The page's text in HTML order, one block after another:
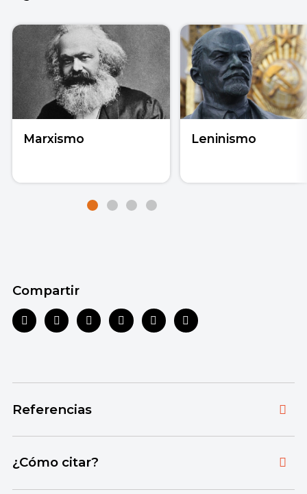
Marxismo Leninismo
Compartir
Referencias
Toda la información que ofrecemos está
autorizadas y actualizadas, que aseguran un
¿Cómo citar?